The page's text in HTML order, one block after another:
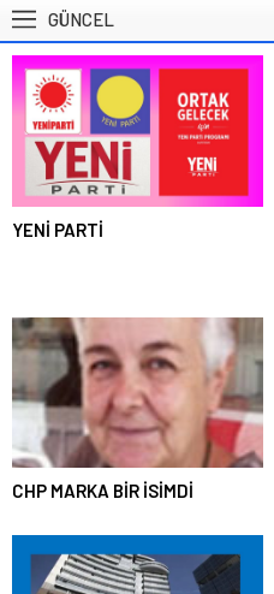
GÜNCEL
YENİ PARTİ
CHP MARKA BİR İSİMDİ